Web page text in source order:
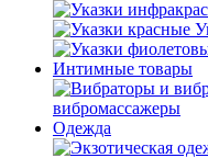
Интимные товары
вибромассажеры
Одежда